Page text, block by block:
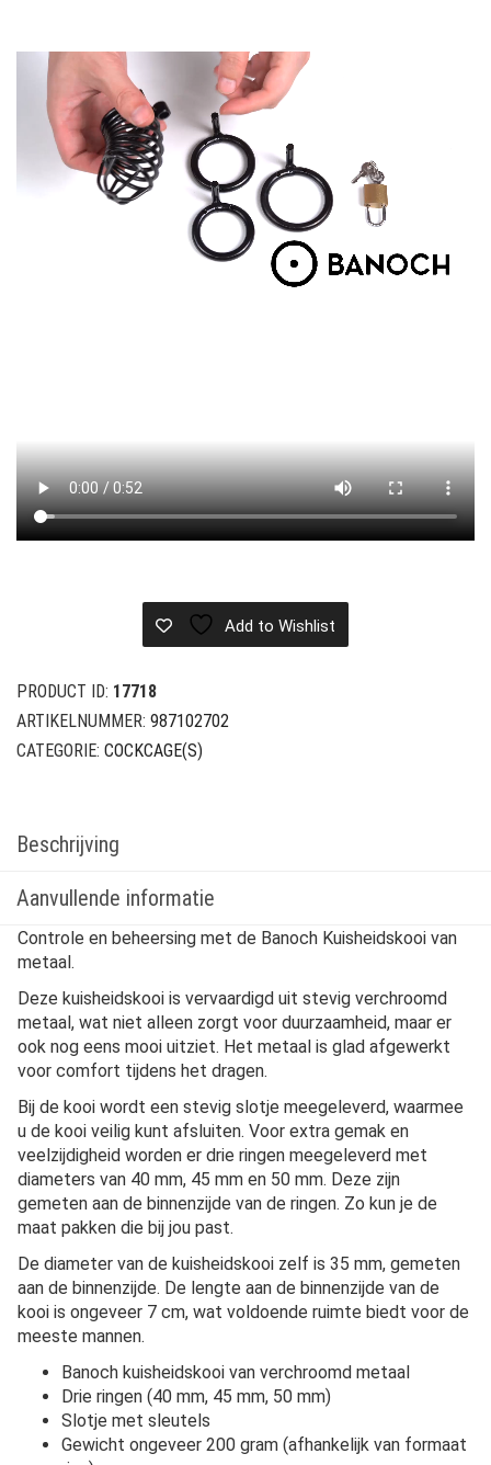
Add to Wishlist
PRODUCT ID: 17718
ARTIKELNUMMER: 987102702
CATEGORIE: COCKCAGE(S)
Beschrijving
Aanvullende informatie
Controle en beheersing met de Banoch Kuisheidskooi van
metaal.
Deze kuisheidskooi is vervaardigd uit stevig verchroomd
metaal, wat niet alleen zorgt voor duurzaamheid, maar er
ook nog eens mooi uitziet. Het metaal is glad afgewerkt
voor comfort tijdens het dragen.
Bij de kooi wordt een stevig slotje meegeleverd, waarmee
u de kooi veilig kunt afsluiten. Voor extra gemak en
veelzijdigheid worden er drie ringen meegeleverd met
diameters van 40 mm, 45 mm en 50 mm. Deze zijn
gemeten aan de binnenzijde van de ringen. Zo kun je de
maat pakken die bij jou past.
De diameter van de kuisheidskooi zelf is 35 mm, gemeten
aan de binnenzijde. De lengte aan de binnenzijde van de
kooi is ongeveer 7 cm, wat voldoende ruimte biedt voor de
meeste mannen.
Banoch kuisheidskooi van verchroomd metaal
Drie ringen (40 mm, 45 mm, 50 mm)
Slotje met sleutels
Gewicht ongeveer 200 gram (afhankelijk van formaat